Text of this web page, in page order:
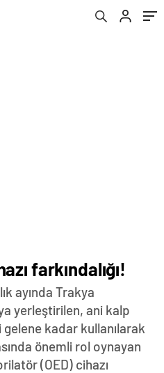
farkındalığı!
ayında Trakya
yerleştirilen, ani kalp
kadar kullanılarak
önemli rol oynayan
(OED) cihazı